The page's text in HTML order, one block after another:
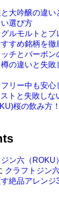
と大吟醸の違
選び方
グルモルトと
すめ銘柄を徹
ッチとバーボ
の違いと失敗
フリー中も安
トと失敗しな
桜の飲み方
ジン六（
クラフトジン
絶品アレンジ